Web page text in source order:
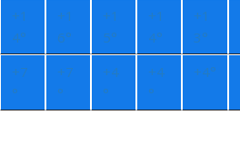
+1
4°
+1
6°
+1
5°
+1
4°
+1
3°
+7
°
+7
°
+4
°
+4
°
+4°